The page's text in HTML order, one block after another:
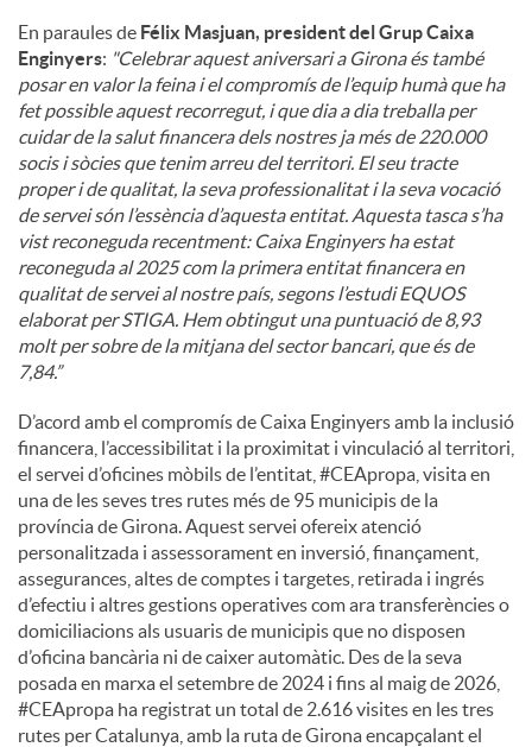
En paraules de Félix Masjuan, president del Grup Caixa
Enginyers: "Celebrar aquest aniversari a Girona és també
posar en valor la feina i el compromís de l’equip humà que ha
fet possible aquest recorregut, i que dia a dia treballa per
cuidar de la salut financera dels nostres ja més de 220.000
socis i sòcies que tenim arreu del territori. El seu tracte
proper i de qualitat, la seva professionalitat i la seva vocació
de servei són l’essència d’aquesta entitat. Aquesta tasca s’ha
vist reconeguda recentment: Caixa Enginyers ha estat
reconeguda al 2025 com la primera entitat financera en
qualitat de servei al nostre país, segons l’estudi EQUOS
elaborat per STIGA. Hem obtingut una puntuació de 8,93
molt per sobre de la mitjana del sector bancari, que és de
7,84.”
D’acord amb el compromís de Caixa Enginyers amb la inclusió
financera, l’accessibilitat i la proximitat i vinculació al territori,
el servei d’oficines mòbils de l’entitat, #CEApropa, visita en
una de les seves tres rutes més de 95 municipis de la
província de Girona. Aquest servei ofereix atenció
personalitzada i assessorament en inversió, finançament,
assegurances, altes de comptes i targetes, retirada i ingrés
d’efectiu i altres gestions operatives com ara transferències o
domiciliacions als usuaris de municipis que no disposen
d’oficina bancària ni de caixer automàtic. Des de la seva
posada en marxa el setembre de 2024 i fins al maig de 2026,
#CEApropa ha registrat un total de 2.616 visites en les tres
rutes per Catalunya, amb la ruta de Girona encapçalant el